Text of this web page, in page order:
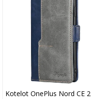
Kotelot OnePlus Nord CE